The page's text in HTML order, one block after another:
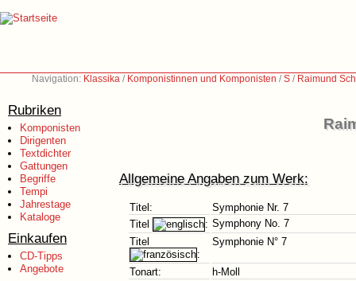
Navigation: Klassika / Komponistinnen und Komponisten /S / Raimund
Rubriken
Komponisten
Dirigenten
Textdichter
Gattungen
Begriffe
Tempi
Jahrestage
Kataloge
Einkaufen
CD-Tipps
Angebote
Allgemeine Angaben zum Werk:
Titel:
Symphonie Nr. 7
Titel
: Symphony No. 7
Titel
:
Symphonie N° 7
Tonart:
h-Moll